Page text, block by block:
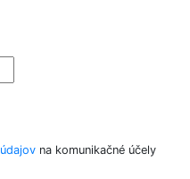
na komunikačné účely